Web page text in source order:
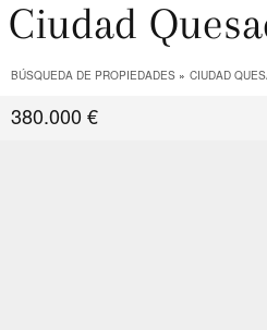
Ciudad
BÚSQUEDA DE PROPIEDADES CIUDAD
380.000 €